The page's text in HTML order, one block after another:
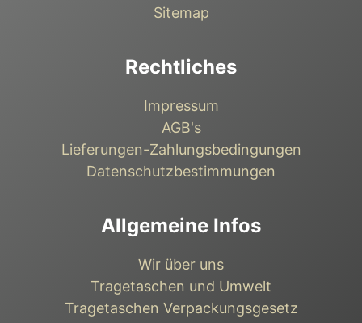
Sitemap
Rechtliches
Impressum
AGB's
Lieferungen-Zahlungsbedingungen
Datenschutzbestimmungen
Allgemeine Infos
Wir über uns
Tragetaschen und Umwelt
Tragetaschen Verpackungsgesetz